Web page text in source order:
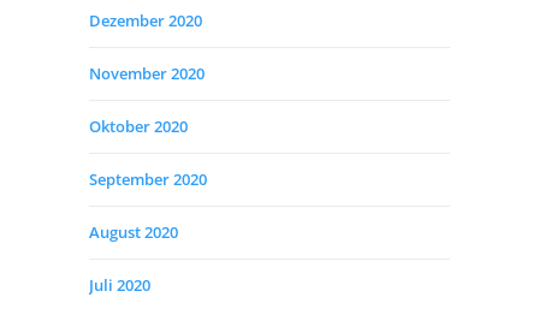
Dezember 2020
November 2020
Oktober 2020
September 2020
August 2020
Juli 2020